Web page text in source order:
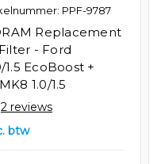
PPF-9787
Replacement
- Ford
1.5 EcoBoost +
1.0/1.5
2 reviews
btw